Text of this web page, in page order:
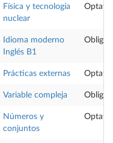
Física y tecnología
nuclear
Idioma moderno
Inglés B1
Prácticas externas
Variable compleja
Números y
conjuntos